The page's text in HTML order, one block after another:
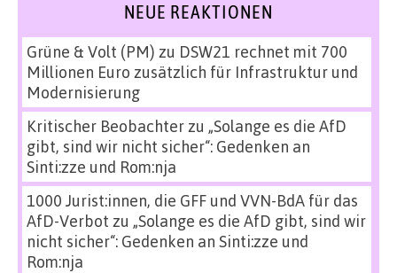
NEUE REAKTIONEN
Grüne & Volt (PM) zu DSW21 rechnet mit 700
Millionen Euro zusätzlich für Infrastruktur und
Modernisierung
Kritischer Beobachterzu „Solange es die AfD
gibt, sind wir nicht sicher“: Gedenken an
Sinti:zze und Rom:nja
1000 Jurist:innen, die GFF und VVN-BdA für das
AfD-Verbot zu „Solange es die AfD gibt, sind wir
nicht sicher“: Gedenken an Sinti:zze und
Rom:nja